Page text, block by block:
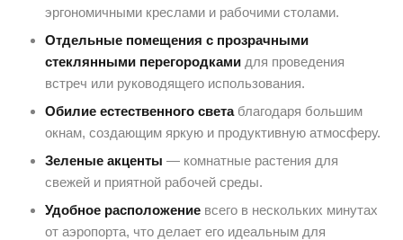
эргономичными креслами и рабочими столами.
Отдельные помещения с прозрачными
стеклянными перегородками для проведения
встреч или руководящего использования.
Обилие естественного светаблагодаря большим
окнам, создающим яркую и продуктивную атмосферу.
Зеленые акценты — комнатные растения для
свежей и приятной рабочей среды.
Удобное расположение всего в нескольких минутах
от аэропорта, что делает его идеальным для